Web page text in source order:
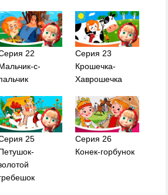
22
с-
Серия 23
Крошечка-
Хаврошечка
25
Серия 26
Конек-горбунок